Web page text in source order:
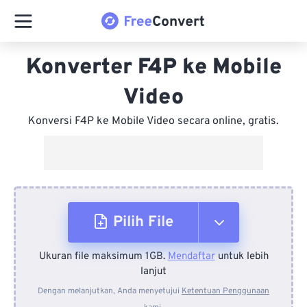
Konverter F4P ke Mobile
Video
Konversi F4P ke Mobile Video secara online, gratis.
Pilih File
Dari Perangkat
Ukuran file maksimum 1GB.Mendaftaruntuk lebih
lanjut
Dengan melanjutkan, Anda menyetujui Ketentuan Penggunaan